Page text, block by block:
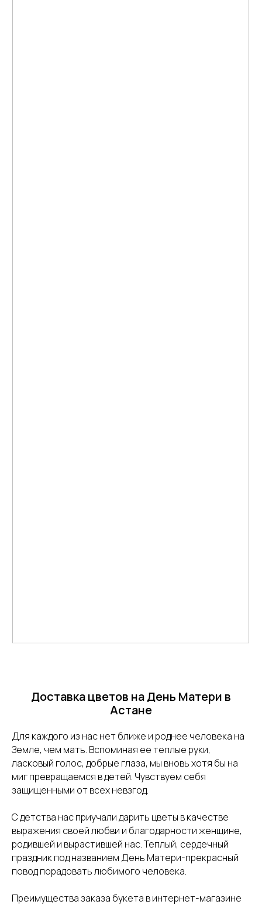
Доставка цветов на День Матери в
Астане
Для каждого из нас нет ближе и роднее человека на
Земле, чем мать. Вспоминая ее теплые руки,
ласковый голос, добрые глаза, мы вновь хотя бы на
миг превращаемся в детей. Чувствуем себя
защищенными от всех невзгод.
С детства нас приучали дарить цветы в качестве
выражения своей любви и благодарности женщине,
родившей и вырастившей нас. Теплый, сердечный
праздник под названием День Матери-прекрасный
повод порадовать любимого человека.
Преимущества заказа букета в интернет-магазине